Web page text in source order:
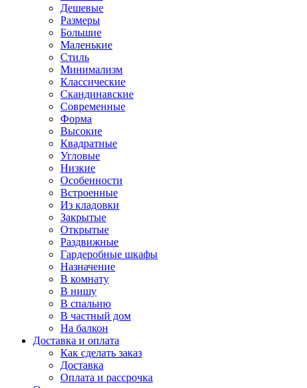
Дешевые
Размеры
Большие
Маленькие
Стиль
Минимализм
Классические
Скандинавские
Современные
Форма
Высокие
Квадратные
Угловые
Низкие
Особенности
Встроенные
Из кладовки
Закрытые
Открытые
Раздвижные
Гардеробные шкафы
Назначение
В комнату
В нишу
В спальню
В частный дом
На балкон
Доставка и оплата
Как сделать заказ
Доставка
Оплата и рассрочка